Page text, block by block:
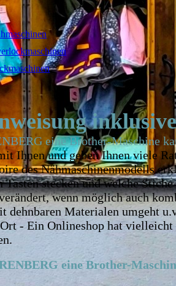
eine Brother-Maschine
Ihnen und geben Ihnen viele
des Nähmaschinenmodells
stecken und welche
wenn möglich auch
dehnbaren Materialen umgeht
- Ein Onlineshop hat
eine Brother-